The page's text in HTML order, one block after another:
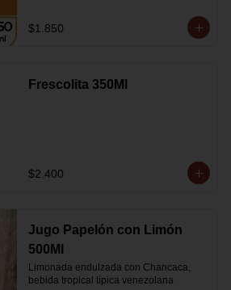
$1.850
Frescolita 350Ml
$2.400
Jugo Papelón con Limón
500Ml
Limonada endulzada con Chancaca,
bebida tropical típica venezolana